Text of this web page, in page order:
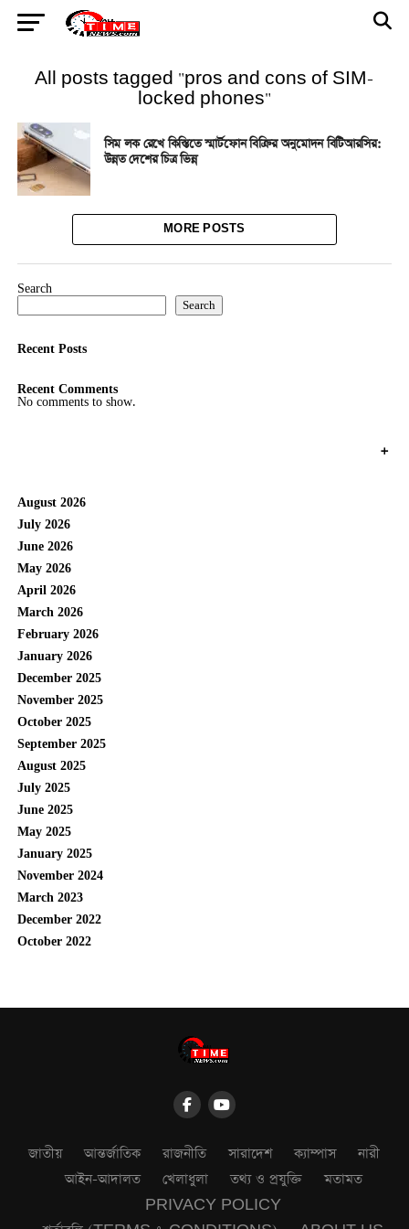
All posts tagged "pros and cons of SIM-
locked phones"
সিম লক রেখে কিস্তিতে স্মার্টফোন বিক্রির অনুমোদন বিটিআরসির:
উন্নত দেশের চিত্র ভিন্ন
MORE POSTS
Search
Search
Recent Posts
Recent Comments
No comments to show.
+
August 2026
July 2026
June 2026
May 2026
April 2026
March 2026
February 2026
January 2026
December 2025
November 2025
October 2025
September 2025
August 2025
July 2025
June 2025
May 2025
January 2025
November 2024
March 2023
December 2022
October 2022
জাতীয় আন্তর্জাতিক রাজনীতি সারাদেশ ক্যাম্পাস
নারী
আইন-আদালত
খেলাধুলা তথ্য ও প্রযুক্তি
মতামত
PRIVACY POLICY